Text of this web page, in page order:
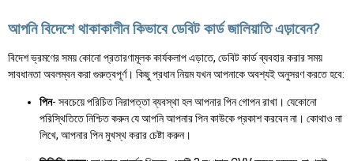
আপনি বিদেশে থাকাকালীন কিভাবে ডেবিট কার্ড জালিয়াতি এড়াবেন?
বিদেশ ভ্রমণের সময় কোনো প্রতারণামূলক কার্যকলাপ এড়াতে, ডেবিট কার্ড ব্যবহার করার সময়
সাবধানতা অবলম্বন করা গুরুত্বপূর্ণ। কিছু প্রধান নিয়ম যখন আপনাকে অবশ্যই অনুসরণ করতে হবে:
পিন- সবচেয়ে পরিচিত নিরাপত্তা ব্যবস্থা হল আপনার পিন গোপন রাখা। যেকোনো
পরিস্থিতিতে নিশ্চিত করুন যে আপনি আপনার পিন কাউকে প্রকাশ করবেন না। কোথাও না
লিখে, আপনার পিন মুখস্থ করার চেষ্টা করুন।